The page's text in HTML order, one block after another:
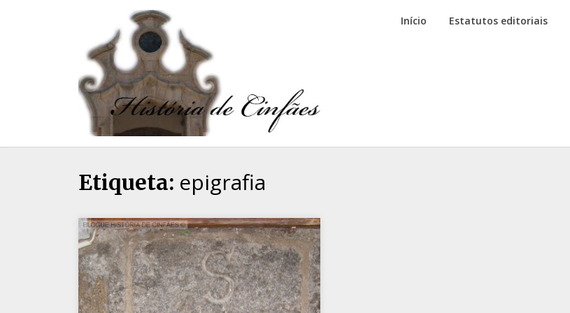
Início Estatutos editoriais
Etiqueta: epigrafia